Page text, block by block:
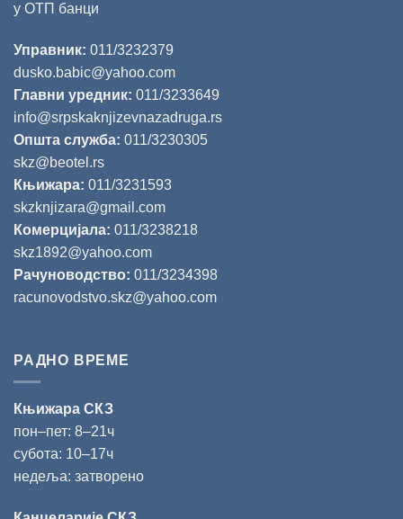
у ОТП банци
Управник: 011/3232379
dusko.babic@yahoo.com
Главни уредник: 011/3233649
info@srpskaknjizevnazadruga.rs
Општа служба: 011/3230305
skz@beotel.rs
Књижара: 011/3231593
skzknjizara@gmail.com
Комерцијала: 011/3238218
skz1892@yahoo.com
Рачуноводство: 011/3234398
racunovodstvo.skz@yahoo.com
РАДНО ВРЕМЕ
Књижара СКЗ
пон‒пет: 8‒21ч
субота: 10‒17ч
недеља: затворено